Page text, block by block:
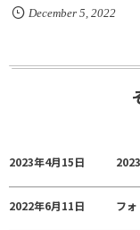
December 5 2022
2023年4月15日
2022年6月11日 フ